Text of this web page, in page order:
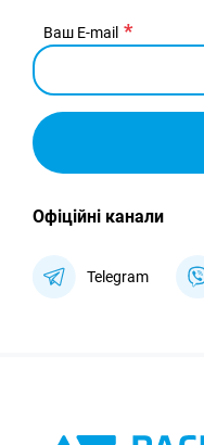
Ваш E-mail
Офіційні канали
Telegram